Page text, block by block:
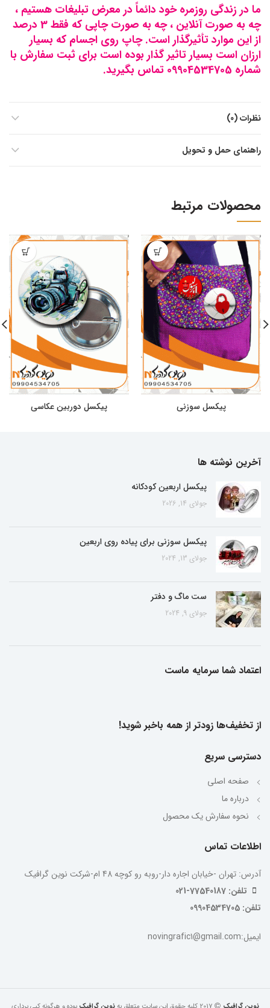
ما در زندگی روزمره خود دائماً در معرض تبلیغات هستیم ،
چه به صورت آنلاین ، چه به صورت چاپی که فقط 3 درصد
از این موارد تأثیرگذار است. چاپ روی اجسام که بسیار
ارزان است بسیار تاثیر گذار بوده است برای ثبت سفارش با
شماره 09904534705 تماس بگیرید.
نظرات (0)
راهنمای حمل و تحویل
محصولات مرتبط
پیکسل سوزنی پیکسل دوربین عکاسی
آخرین نوشته ها
پیکسل اربعین کودکانه
جولای 14, 2026
پیکسل سوزنی برای پیاده روی اربعین
جولای 13, 2024
ست ماگ و دفتر
جولای 9, 2024
اعتماد شما سرمایه ماست
از تخفیف‌ها زودتر از همه باخبر شوید!
دسترسی سریع
صفحه اصلی
درباره ما
نحوه سفارش یک محصول
اطلاعات تماس
آدرس: تهران -خیابان اجاره دار-روبه رو کوچه 48 ام-شرکت نوین گرافیک
تلفن: 77540187-021
تلفن: 09904534705
ایمیل:novingrafic1@gmail.com